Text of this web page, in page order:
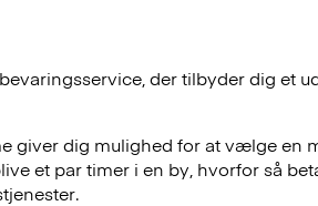
der tilbyder dig et
giver dig mulighed for at vælge en
et par timer i en by, hvorfor så